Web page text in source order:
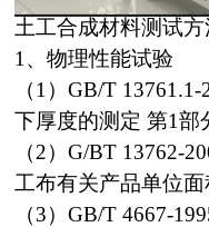
土工合成材料测试方
1、物理性能试验
（1）GB/T
下厚度的测定 第1
（2）G/BT 13762-
工布有关产品单位
（3）GB/T 4667-